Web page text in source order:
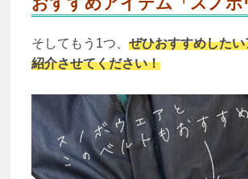
そしてもう1つ、 ぜひおすすめした
紹介させてください！